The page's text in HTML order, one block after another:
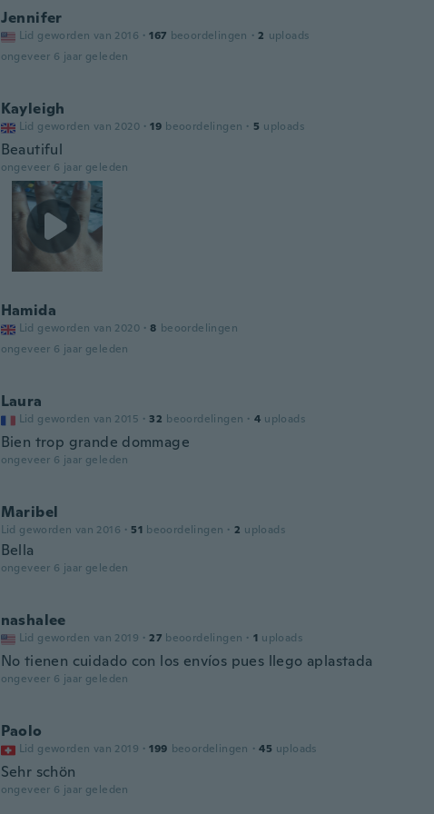
Jennifer
Lid geworden van 2016 · 167 beoordelingen · 2 uploads
ongeveer 6 jaar geleden
Kayleigh
Lid geworden van 2020 · 19 beoordelingen · 5 uploads
Beautiful
ongeveer 6 jaar geleden
Hamida
Lid geworden van 2020 · 8 beoordelingen
ongeveer 6 jaar geleden
Laura
Lid geworden van 2015 · 32 beoordelingen · 4 uploads
Bien trop grande dommage
ongeveer 6 jaar geleden
Maribel
Lid geworden van 2016 · 51 beoordelingen · 2 uploads
Bella
ongeveer 6 jaar geleden
nashalee
Lid geworden van 2019 · 27 beoordelingen · 1 uploads
No tienen cuidado con los envíos pues llego aplastada
ongeveer 6 jaar geleden
Paolo
Lid geworden van 2019 · 199 beoordelingen · 45 uploads
Sehr schön
ongeveer 6 jaar geleden